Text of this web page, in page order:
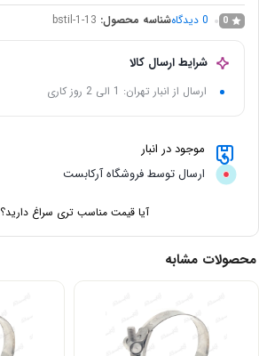
0
0 دیدگاهشناسه محصول: bstil-1-13
شرایط ارسال کالا
ارسال از انبار تهران: 1 الی 2 روز کاری
موجود در انبار
ارسال توسط فروشگاه آرکابست
آیا قیمت مناسب تری سراغ دارید؟
محصولات مشابه